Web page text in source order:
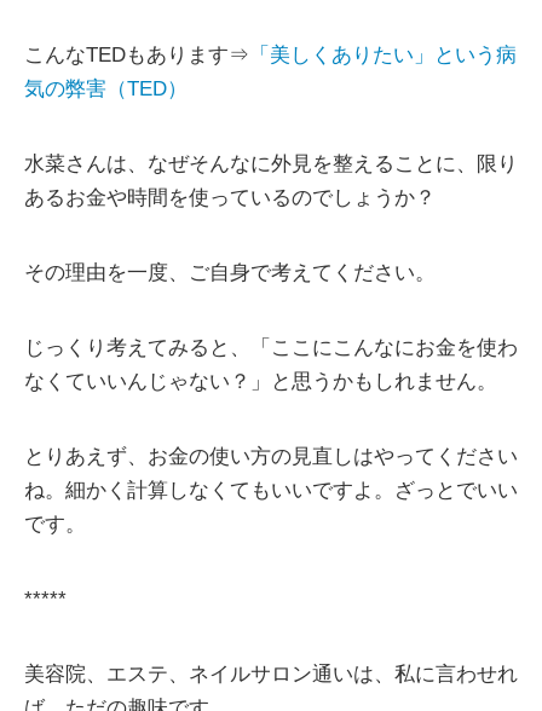
こんなTEDもあります⇒ 「美しくありたい」という病
気の弊害（TED）
水菜さんは、なぜそんなに外見を整えることに、限り
あるお金や時間を使っているのでしょうか？
その理由を一度、ご自身で考えてください。
じっくり考えてみると、「ここにこんなにお金を使わ
なくていいんじゃない？」と思うかもしれません。
とりあえず、お金の使い方の見直しはやってください
ね。細かく計算しなくてもいいですよ。ざっとでいい
です。
*****
美容院、エステ、ネイルサロン通いは、私に言わせれ